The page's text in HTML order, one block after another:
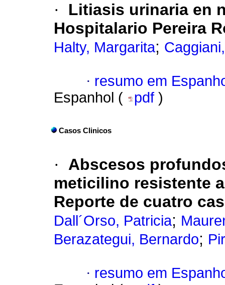
·
Litiasis urinaria en
Hospitalario Pereira
Halty, Margarita;
· resumo em
Espanhol (
pdf )
Casos Clinicos
·
Abscesos
meticilino resistente
Reporte de cuatro
Dall´Orso, Patricia;
Berazategui, Bernardo;
· resumo em